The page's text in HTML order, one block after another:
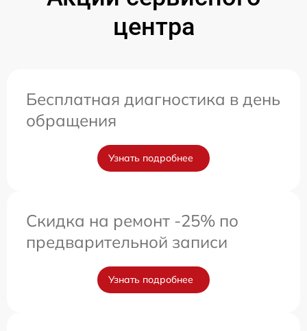
центра
Бесплатная диагностика в день
обращения
Узнать подробнее
Скидка на ремонт -25% по
предварительной записи
Узнать подробнее